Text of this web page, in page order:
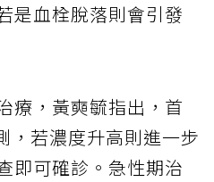
是血栓脫落則會引發
療，黃奭毓指出，首
若濃度升高則進一步
即可確診。急性期治